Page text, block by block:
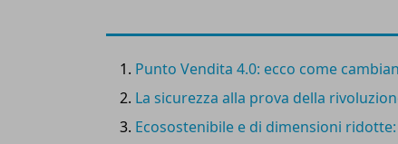
consumatori. I numeri, però, ci dicono
ormai in atto.
Punto Vendita 4.0: ecco come
La sicurezza alla prova della
Ecosostenibile e di dimensioni